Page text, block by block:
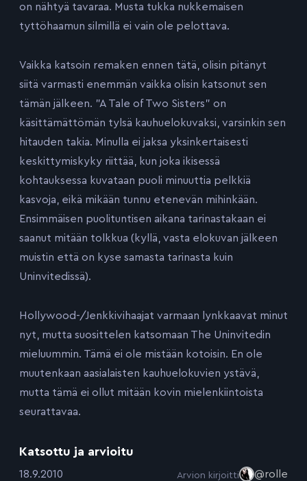
on nähtyä tavaraa. Musta tukka nukkemaisen
tyttöhaamun silmillä ei vain ole pelottava.
Vaikka katsoin remaken ennen tätä, olisin pitänyt
siitä varmasti enemmän vaikka olisin katsonut sen
tämän jälkeen. ”A Tale of Two Sisters” on
käsittämättömän tylsä kauhuelokuvaksi, varsinkin sen
hitauden takia. Minulla ei jaksa yksinkertaisesti
keskittymiskyky riittää, kun joka ikisessä
kohtauksessa kuvataan puoli minuuttia pelkkiä
kasvoja, eikä mikään tunnu etenevän mihinkään.
Ensimmäisen puolituntisen aikana tarinastakaan ei
saanut mitään tolkkua (kyllä, vasta elokuvan jälkeen
muistin että on kyse samasta tarinasta kuin
Uninvitedissä).
Hollywood-/Jenkkivihaajat varmaan lynkkaavat minut
nyt, mutta suosittelen katsomaan The Uninvitedin
mieluummin. Tämä ei ole mistään kotoisin. En ole
muutenkaan aasialaisten kauhuelokuvien ystävä,
mutta tämä ei ollut mitään kovin mielenkiintoista
seurattavaa.
Katsottu ja arvioitu
:18.9.2010 Arvion kirjoitti @rolle